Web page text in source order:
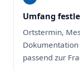
Umfang
Ortstermin,
passend zur